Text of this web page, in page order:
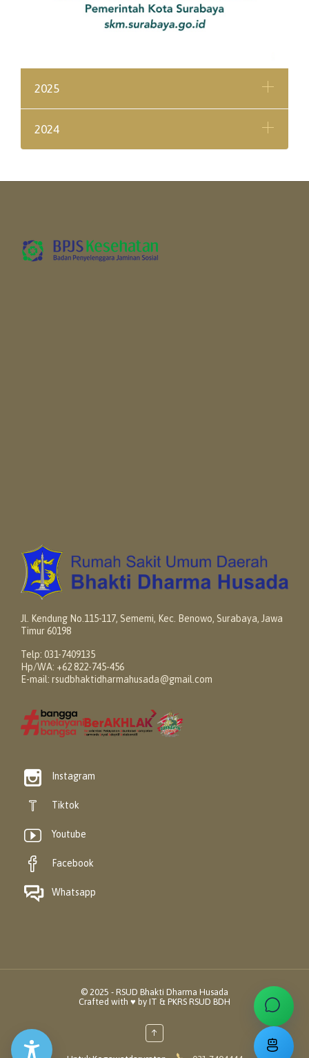
2025
2024
Jl. Kendung No.115-117, Sememi, Kec. Benowo, Surabaya, Jawa
Timur 60198
Telp: 031-7409135
Hp/WA: +62 822-745-456
E-mail: rsudbhaktidharmahusada@gmail.com
 Instagram
 Tiktok
 Youtube
 Facebook
 Whatsapp
© 2025 - RSUD Bhakti Dharma Husada
Crafted with ♥️ by IT & PKRS RSUD BDH
↑
Menu Aksesibilitas